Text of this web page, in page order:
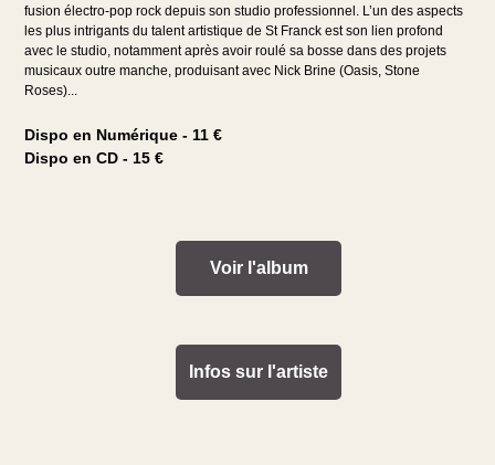
fusion électro-pop rock depuis son studio professionnel. L’un des aspects
les plus intrigants du talent artistique de St Franck est son lien profond
avec le studio, notamment après avoir roulé sa bosse dans des projets
musicaux outre manche, produisant avec Nick Brine (Oasis, Stone
Roses)...
Dispo en Numérique - 11 €
Dispo en CD - 15 €
Voir l'album
Infos sur l'artiste